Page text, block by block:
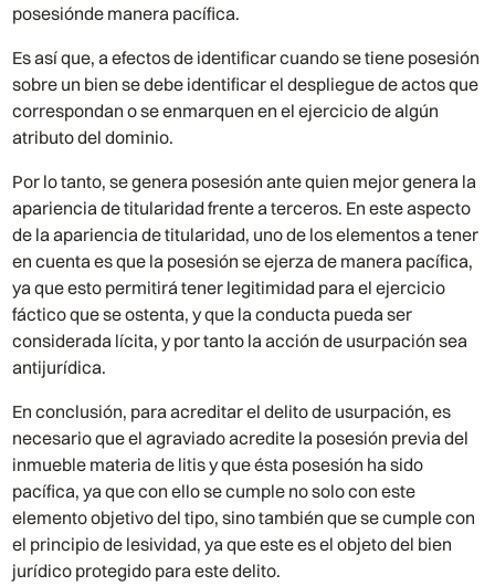
posesiónde manera pacífica.
Es así que, a efectos de identificar cuando se tiene posesión
sobre un bien se debe identificar el despliegue de actos que
correspondan o se enmarquen en el ejercicio de algún
atributo del dominio.
Por lo tanto, se genera posesión ante quien mejor genera la
apariencia de titularidad frente a terceros. En este aspecto
de la apariencia de titularidad, uno de los elementos a tener
en cuenta es que la posesión se ejerza de manera pacífica,
ya que esto permitirá tener legitimidad para el ejercicio
fáctico que se ostenta, y que la conducta pueda ser
considerada lícita, y por tanto la acción de usurpación sea
antijurídica.
En conclusión, para acreditar el delito de usurpación, es
necesario que el agraviado acredite la posesión previa del
inmueble materia de litis y que ésta posesión ha sido
pacífica, ya que con ello se cumple no solo con este
elemento objetivo del tipo, sino también que se cumple con
el principio de lesividad, ya que este es el objeto del bien
jurídico protegido para este delito.